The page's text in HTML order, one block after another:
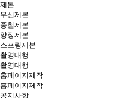
제본
무선제본
중철제본
양장제본
스프링제본
촬영대행
촬영대행
홈페이지제작
홈페이지제작
공지사항